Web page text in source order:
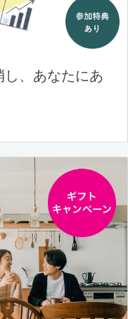
、あなたにあ